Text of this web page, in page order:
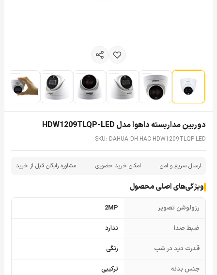
دوربین مداربسته داهوا مدل HDW1209TLQP-LED
SKU: DAHUA DH-HAC-HDW1209TLQP-LED
ارسال سریع و امن امکان خرید حضوری مشاوره رایگان قبل از خرید
ویژگی‌های اصلی محصول
رزولوشن تصویر 2MP
ضبط صدا ندارد
قدرت دید در شب رنگی
جنس بدنه ترکیبی